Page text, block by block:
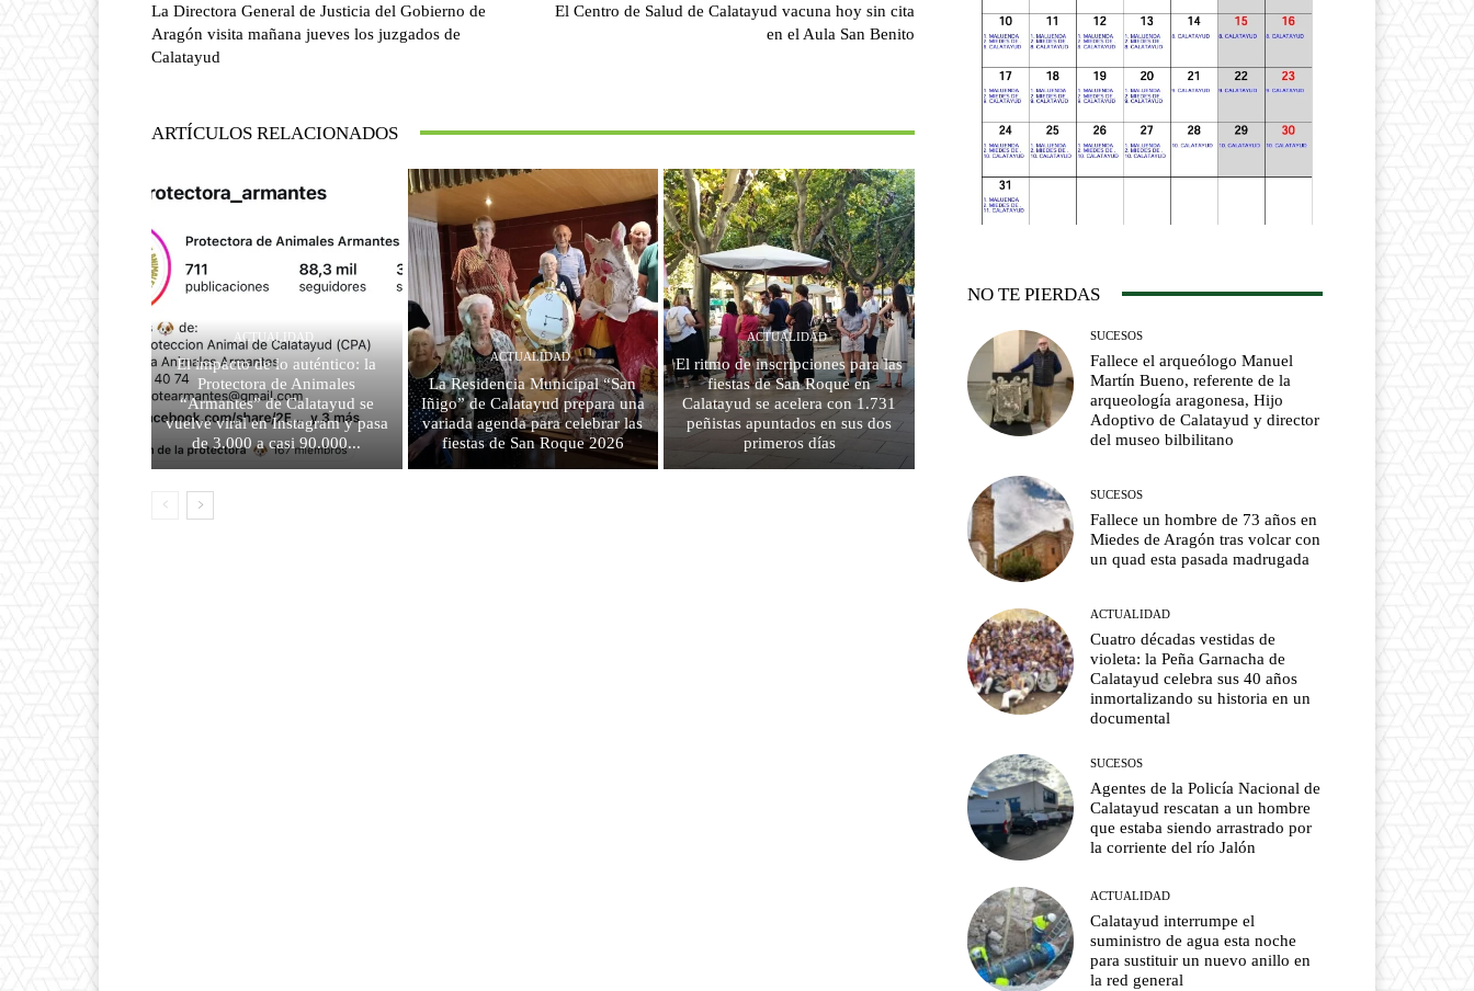
La Directora General de Justicia del Gobierno de
Aragón visita mañana jueves los juzgados de
Calatayud
El Centro de Salud de Calatayud vacuna hoy sin cita
en el Aula San Benito
ARTÍCULOS RELACIONADOS
ACTUALIDAD
El impacto de lo auténtico: la
Protectora de Animales
“Armantes” de Calatayud se
vuelve viral en Instagram y pasa
de 3.000 a casi 90.000...
ACTUALIDAD
La Residencia Municipal “San
Iñigo” de Calatayud prepara una
variada agenda para celebrar las
fiestas de San Roque 2026
ACTUALIDAD
El ritmo de inscripciones para las
fiestas de San Roque en
Calatayud se acelera con 1.731
peñistas apuntados en sus dos
primeros días
NO TE PIERDAS
SUCESOS
Fallece el arqueólogo Manuel
Martín Bueno, referente de la
arqueología aragonesa, Hijo
Adoptivo de Calatayud y director
del museo bilbilitano
SUCESOS
Fallece un hombre de 73 años en
Miedes de Aragón tras volcar con
un quad esta pasada madrugada
ACTUALIDAD
Cuatro décadas vestidas de
violeta: la Peña Garnacha de
Calatayud celebra sus 40 años
inmortalizando su historia en un
documental
SUCESOS
Agentes de la Policía Nacional de
Calatayud rescatan a un hombre
que estaba siendo arrastrado por
la corriente del río Jalón
ACTUALIDAD
Calatayud interrumpe el
suministro de agua esta noche
para sustituir un nuevo anillo en
la red general